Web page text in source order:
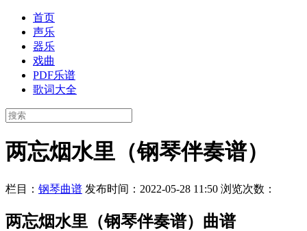
首页
声乐
器乐
戏曲
PDF乐谱
歌词大全
两忘烟水里（钢琴伴奏谱）
栏目： 钢琴曲谱 发布时间：2022-05-28 11:50 浏览次数：
两忘烟水里（钢琴伴奏谱）曲谱